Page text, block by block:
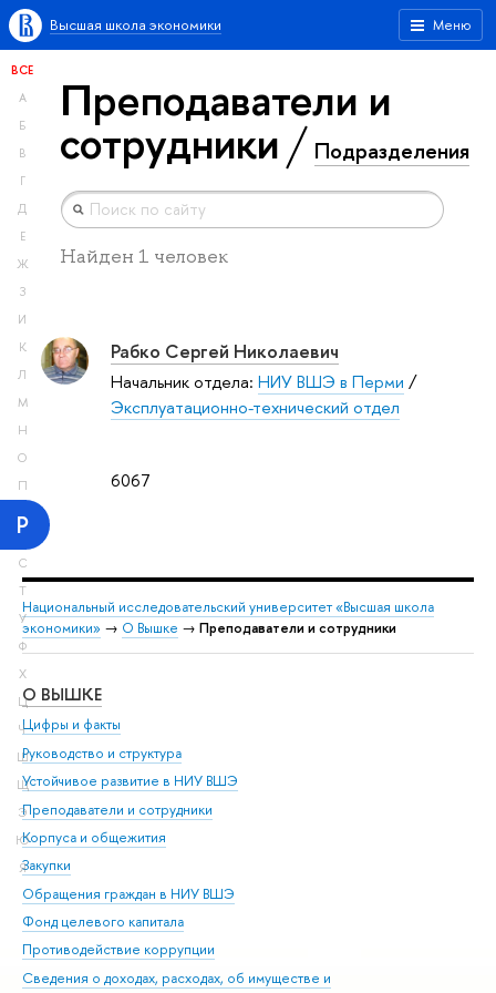
Меню
Высшая школа экономики
ВСЕ
А
Б
В
Г
Д
Е
Ж
З
И
К
Л
М
Н
О
П
Р
С
Т
У
Ф
Х
Ц
Ч
Ш
Щ
Э
Ю
Я
Преподаватели и
сотрудники Подразделения
Найден 1 человек
6067
Рабко Сергей Николаевич
Начальник отдела: НИУ ВШЭ в Перми /
Эксплуатационно-технический отдел
Национальный исследовательский университет «Высшая школа
экономики» → О Вышке → Преподаватели и сотрудники
О ВЫШКЕ
Цифры и факты
Руководство и структура
Устойчивое развитие в НИУ ВШЭ
Преподаватели и сотрудники
Корпуса и общежития
Закупки
Обращения граждан в НИУ ВШЭ
Фонд целевого капитала
Противодействие коррупции
Сведения о доходах, расходах, об имуществе и